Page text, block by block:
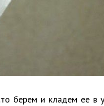
берем и кладем ее в